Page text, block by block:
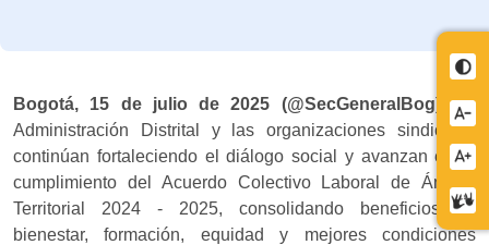
de
Bogotá, 15 de julio de 2025 (@SecGeneralBog).
La
Administración Distrital y las organizaciones sindicales
continúan fortaleciendo el diálogo social y avanzan en el
cumplimiento del Acuerdo Colectivo Laboral de Ámbito
Territorial 2024 - 2025, consolidando beneficios en
bienestar, formación, equidad y mejores condiciones